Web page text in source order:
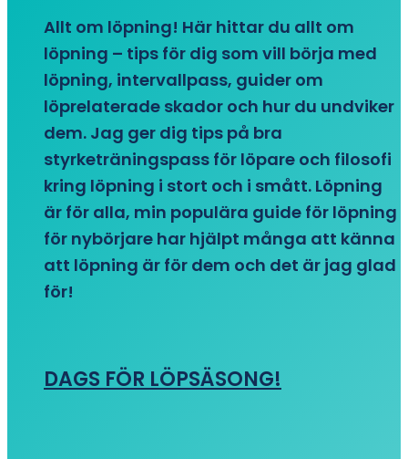
Allt om löpning! Här hittar du allt om
löpning – tips för dig som vill börja med
löpning, intervallpass, guider om
löprelaterade skador och hur du undviker
dem. Jag ger dig tips på bra
styrketräningspass för löpare och filosofi
kring löpning i stort och i smått. Löpning
är för alla, min populära guide för löpning
för nybörjare har hjälpt många att känna
att löpning är för dem och det är jag glad
för!
DAGS FÖR LÖPSÄSONG!